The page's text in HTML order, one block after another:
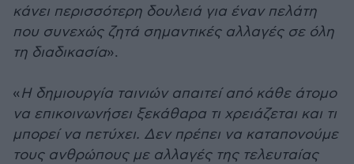
κάνει περισσότερη δουλειά για έναν πελάτη
που συνεχώς ζητά σημαντικές αλλαγές σε όλη
τη διαδικασία».
«Η δημιουργία ταινιών απαιτεί από κάθε άτομο
να επικοινωνήσει ξεκάθαρα τι χρειάζεται και τι
μπορεί να πετύχει. Δεν πρέπει να καταπονούμε
τους ανθρώπους με αλλαγές της τελευταίας